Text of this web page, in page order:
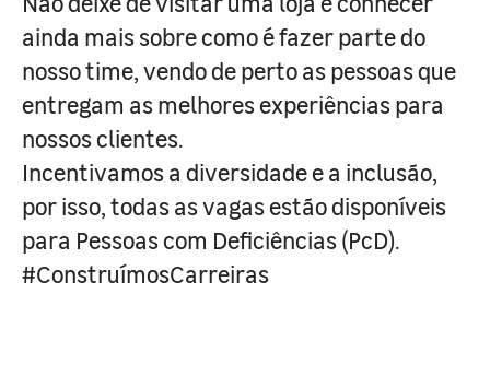
ainda mais sobre como é fazer parte do
nosso time, vendo de perto as pessoas que
entregam as melhores experiências para
nossos clientes.
Incentivamos a diversidade e a inclusão,
por isso, todas as vagas estão disponíveis
para Pessoas com Deficiências (PcD).
#ConstruímosCarreiras